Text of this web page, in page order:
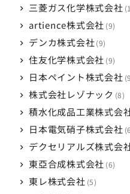
三菱ガス化学株式会社
artience株式会社 9
デンカ株式会社 9
住友化学株式会社 9
日本ペイント株式会社 9
株式会社レゾナック 8
積水化成品工業株式会
日本電気硝子株式会社 6
デクセリアルズ株式会
東亞合成株式会社 6
東レ株式会社 5